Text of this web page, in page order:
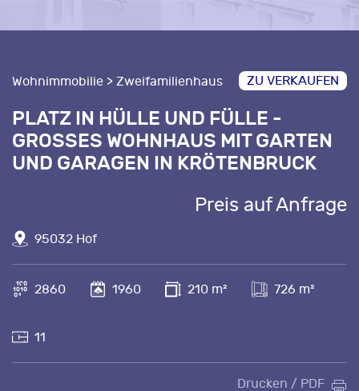
Wohnimmobilie > Zweifamilienhaus ZU VERKAUFEN
PLATZ IN HÜLLE UND FÜLLE -
GROSSES WOHNHAUS MIT GARTEN U
ND GARAGEN IN KRÖTENBRUCK
95032 Hof
Preis auf Anfrage
2860 1960 210 m² 726 m²
11
Drucken / PDF